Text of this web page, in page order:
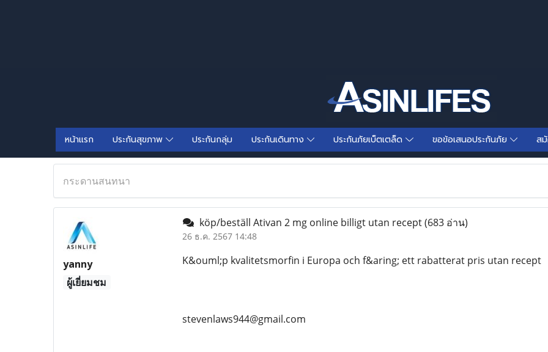
หน้าแรก ประกันสุขภาพ ประกันกลุ่ม ประกันเดินทาง ประกันภัยเบ็ตเตล็ด ขอข้อเสนอประกันภัย ส
กระดานสนทนา
yanny
ผู้เยี่ยมชม
köp/beställ Ativan 2 mg online billigt utan recept(683 อ่าน)
26 ธ.ค. 2567 14:48
K&ouml;p kvalitetsmorfin i Europa och f&aring; ett rabatterat pris utan recept
stevenlaws944@gmail.com